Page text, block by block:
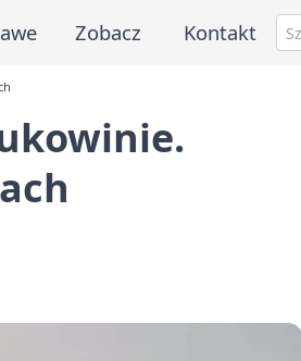
Zobacz Kontakt